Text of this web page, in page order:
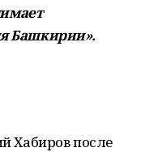
Башкирии».
Хабиров после